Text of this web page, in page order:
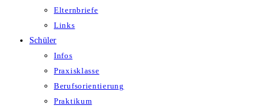
Elternbriefe
Links
Schüler
Infos
Praxisklasse
Berufsorientierung
Praktikum